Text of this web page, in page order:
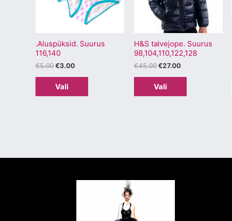
.Aluspüksid. Suurus
116,140
€5.00€3.00
Vali
varianti.
Valikuid
teha
H&S talvejope. Suurus
98,104,110,122,128
€45.00 €27.00
Vali
varianti.
Valikuid
saab
teha
tootelehel.